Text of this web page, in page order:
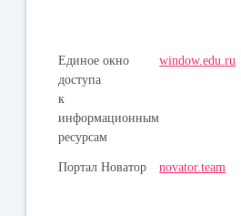
Единое окно
доступа
к
информационным
ресурсам
window.edu.ru
Портал Новатор novator.team